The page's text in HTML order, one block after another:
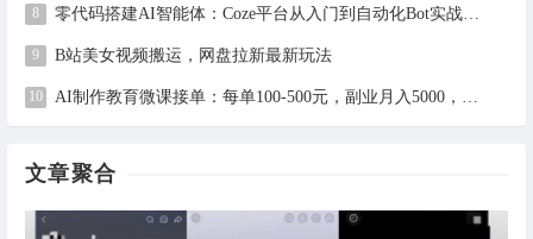
零代码搭建AI智能体：Coze平台从入门到自动化Bot实战全攻略
B站美女视频搬运，网盘拉新最新玩法
AI制作教育微课接单：每单100-500元，副业月入5000，全职月入2万（附工具与接单渠道）
文章聚合